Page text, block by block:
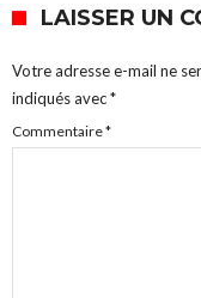
LAISSER UN
Votre adresse e-mail ne
indiqués avec*
Commentaire*